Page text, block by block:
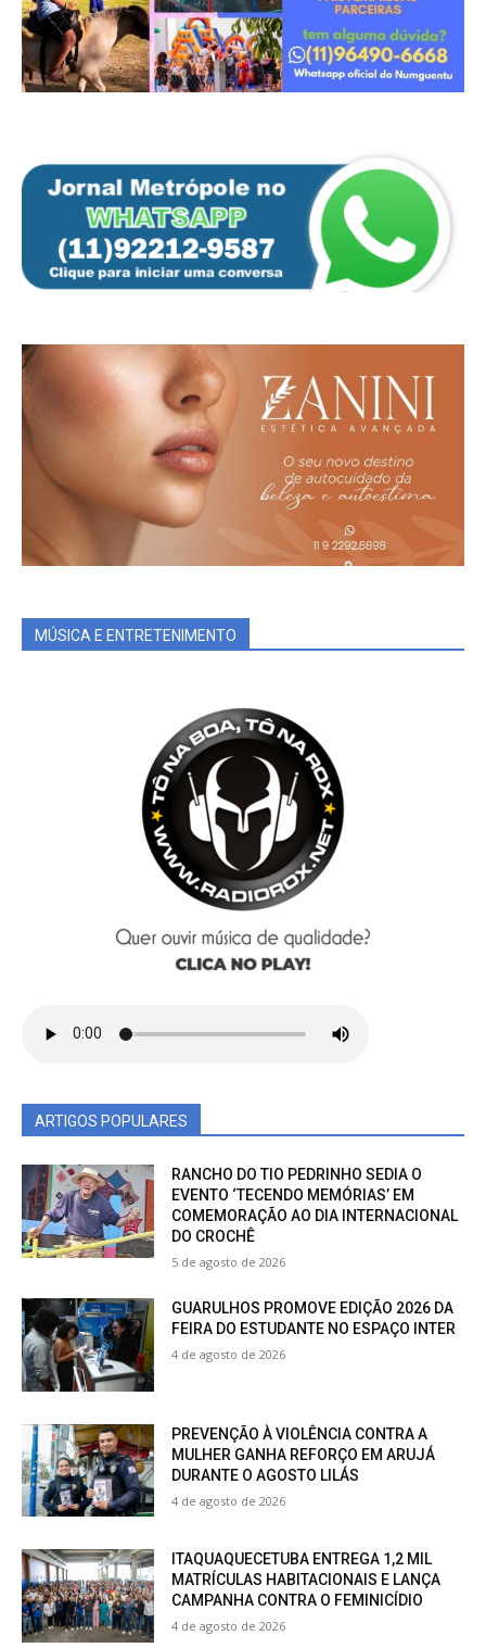
MÚSICA E ENTRETENIMENTO
ARTIGOS POPULARES
RANCHO DO TIO PEDRINHO SEDIA O
EVENTO ‘TECENDO MEMÓRIAS’ EM
COMEMORAÇÃO AO DIA INTERNACIONAL
DO CROCHÊ
5 de agosto de 2026
GUARULHOS PROMOVE EDIÇÃO 2026 DA
FEIRA DO ESTUDANTE NO ESPAÇO INTER
4 de agosto de 2026
PREVENÇÃO À VIOLÊNCIA CONTRA A
MULHER GANHA REFORÇO EM ARUJÁ
DURANTE O AGOSTO LILÁS
4 de agosto de 2026
ITAQUAQUECETUBA ENTREGA 1,2 MIL
MATRÍCULAS HABITACIONAIS E LANÇA
CAMPANHA CONTRA O FEMINICÍDIO
4 de agosto de 2026